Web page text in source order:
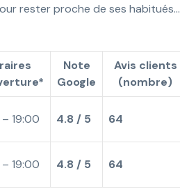
rester proche de ses habitués…
Note
Google
Avis clients
(nombre)
19:00 4.8 / 5 64
19:00 4.8 / 5 64